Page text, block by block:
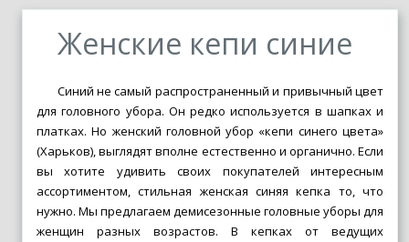
Женские кепи синие
Синий не самый распространенный и привычный цвет
для головного убора. Он редко используется в шапках и
платках. Но женский головной убор «кепи синего цвета»
(Харьков), выглядят вполне естественно и органично. Если
вы хотите удивить своих покупателей интересным
ассортиментом,стильная женская синяя кепка то, что
нужно. Мы предлагаем демисезонные головные уборы для
женщин разных возрастов. В кепках от ведущих